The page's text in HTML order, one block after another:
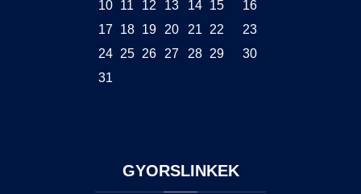
10
11 12 13 14 15
16
17
18 19 20 21 22
23
24 25 26 27 28 29
30
31
GYORSLINKEK